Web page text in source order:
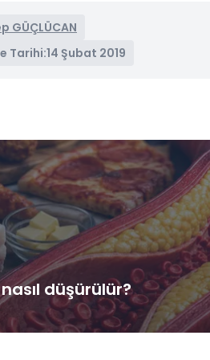
GÜÇLÜCAN
Tarihi:14 Şubat 2019
düşürülür?